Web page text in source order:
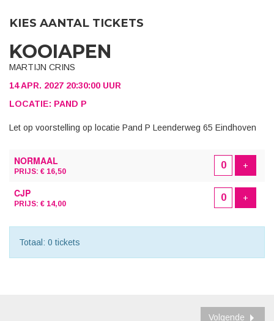
KIES AANTAL TICKETS
KOOIAPEN
MARTIJN CRINS
14 APR. 2027 20:30:00 UUR
LOCATIE: PAND P
Let op voorstelling op locatie Pand P Leenderweg 65 Eindhoven
NORMAAL
PRIJS: € 16,50
+
CJP
PRIJS: € 14,00
+
Totaal: 0 tickets
Volgende